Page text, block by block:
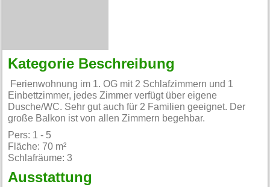
Kategorie Beschreibung
Ferienwohnung im 1. OG mit 2 Schlafzimmern und 1
Einbettzimmer, jedes Zimmer verfügt über eigene
Dusche/WC. Sehr gut auch für 2 Familien geeignet. Der
große Balkon ist von allen Zimmern begehbar.
Pers: 1 - 5
Fläche: 70 m²
Schlafräume: 3
Ausstattung